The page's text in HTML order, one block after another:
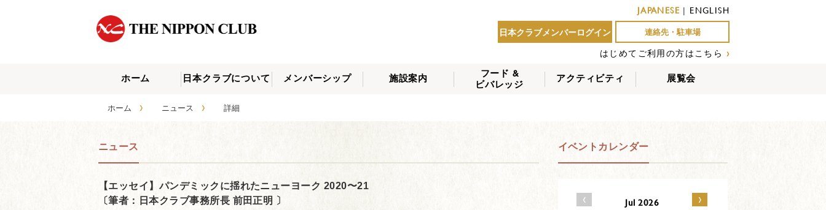
JAPANESE| ENGLISH
日本クラブメンバーログイン
連絡先・駐車場
はじめてご利用の方はこちら ›
ホーム
日本クラブについて メンバーシップ 施設案内
フード &
ビバレッジ
アクティビティ 展覧会
ホーム › ニュース › 詳細
ニュース
【エッセイ】パンデミックに揺れたニューヨーク 2020〜21
〔筆者：日本クラブ事務所長 前田正明 〕
イベントカレンダー
‹ Jul 2026 ›